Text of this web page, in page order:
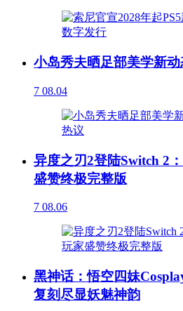
小岛秀夫晒足部美学新
7 08.04
异度之刃2登陆Switch 2
盛赞终极完整版
7 08.06
黑神话：悟空四妹
复刻尽显妖魅神韵